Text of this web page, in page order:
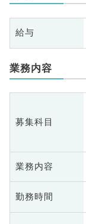
給与
業務内容
募集科目
業務内容
勤務時間